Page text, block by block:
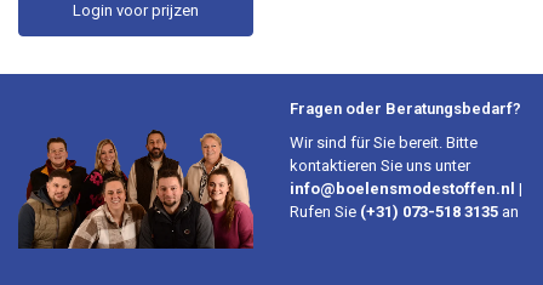
Login voor prijzen
Fragen oder Beratungsbedarf?
Wir sind für Sie bereit. Bitte
kontaktieren Sie uns unter
info@boelensmodestoffen.nl |
Rufen Sie (+31) 073-518 3135 an